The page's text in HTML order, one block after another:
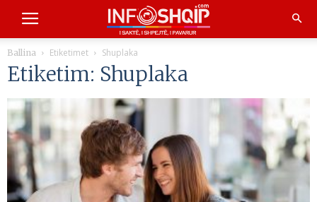
Ballina Etiketimet Shuplaka
Etiketim: Shuplaka